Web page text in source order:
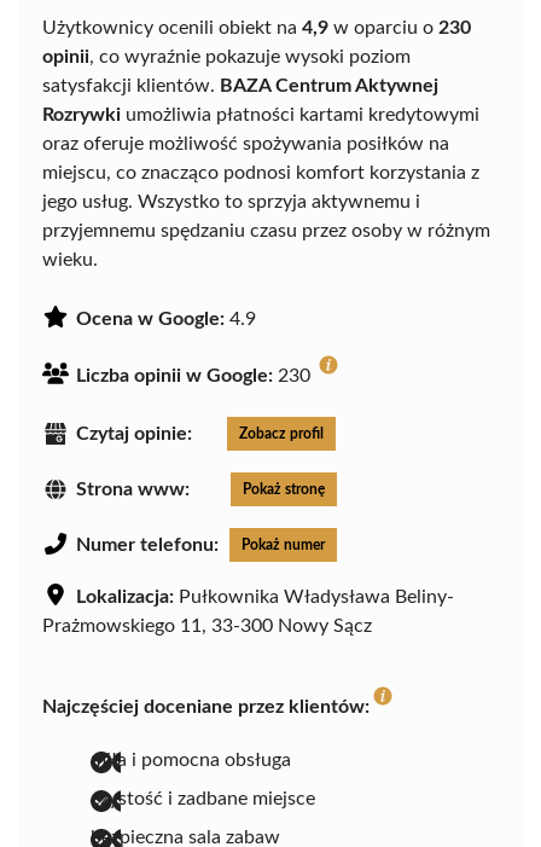
Użytkownicy ocenili obiekt na 4,9 w oparciu o 230
opinii, co wyraźnie pokazuje wysoki poziom
satysfakcji klientów. BAZA Centrum Aktywnej
Rozrywki umożliwia płatności kartami kredytowymi
oraz oferuje możliwość spożywania posiłków na
miejscu, co znacząco podnosi komfort korzystania z
jego usług. Wszystko to sprzyja aktywnemu i
przyjemnemu spędzaniu czasu przez osoby w różnym
wieku.
Ocena w Google: 4.9
Liczba opinii w Google: 230
Czytaj opinie: Zobacz profil
Strona www: Pokaż stronę
Numer telefonu: Pokaż numer
Lokalizacja: Pułkownika Władysława Beliny-
Prażmowskiego 11, 33-300 Nowy Sącz
Najczęściej doceniane przez klientów:
miła i pomocna obsługa
czystość i zadbane miejsce
bezpieczna sala zabaw